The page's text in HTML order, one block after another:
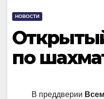
НОВОСТИ
по
В преддверии